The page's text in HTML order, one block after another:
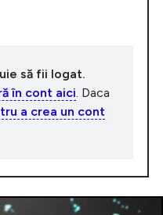
să fii logat.
în cont aici . Daca
a crea un cont